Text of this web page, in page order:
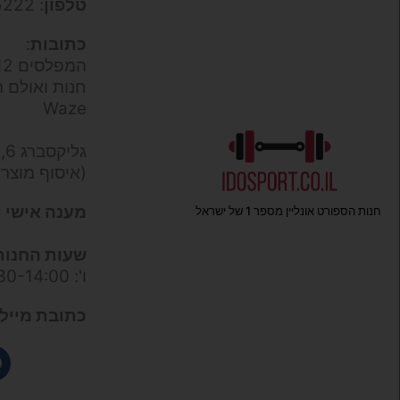
חנות הספורט אונליין מספר 1 של ישראל
טלפון: 050-9695222
כתובות:
המפלסים 12,
חנות ואולם
Waze
גליקסברג 6,
(איסוף
מענה אישי
שעות
ו': 09:30-14:00
כתובת